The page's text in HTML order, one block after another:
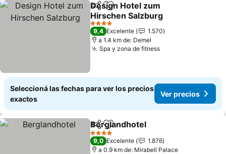
CompartirAñadir a favoritos
Design Hotel zum
Hirschen Salzburg
4 Estrellas
9,4 Excelente
1.570
a 1.4 km de: Demel
Spa y zona de fitness
Seleccioná las fechas para ver los precios
exactos
Ver precios
CompartirAñadir a favoritos
Berglandhotel
4 Estrellas
9,0 Excelente
1.876
a 0.9 km de: Mirabell Palace